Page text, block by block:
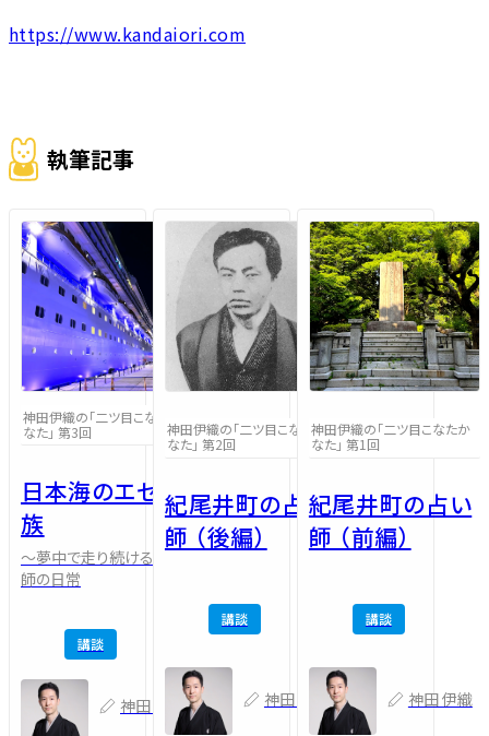
https://www.kandaiori.com
執筆記事
神田伊織の「二ツ目こなたか
なた」 第3回
日本海のエセ貴
族
～夢中で走り続ける講釈
師の日常
講談
神田 伊織
神田伊織の「二ツ目こなたか
なた」 第2回
紀尾井町の占い
師 （後編）
講談
神田 伊織
神田伊織の「二ツ目こなたか
なた」 第1回
紀尾井町の占い
師 （前編）
講談
神田 伊織